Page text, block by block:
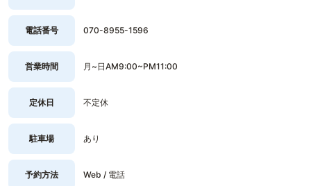
電話番号 070-8955-1596
営業時間 月~日AM9:00~PM11:00
定休日 不定休
駐車場 あり
予約方法 Web / 電話